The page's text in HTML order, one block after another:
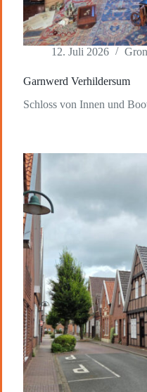
12. Juli 2026
Garnwerd Verhildersum
Schloss von Innen und